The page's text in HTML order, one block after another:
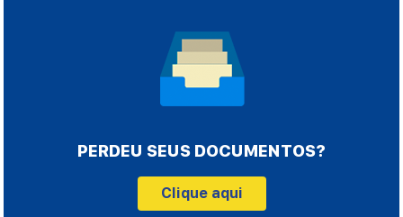
PERDEU SEUS DOCUMENTOS?
Clique aqui